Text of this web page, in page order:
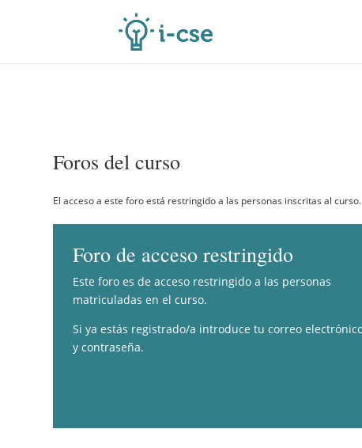
Foros del curso
El acceso a este foro está restringido a las personas inscritas al curso.
Foro de acceso restringido
Este foro es de acceso restringido a las personas
matriculadas en el curso.
Si ya estás registrado/a introduce tu correo
y contraseña.